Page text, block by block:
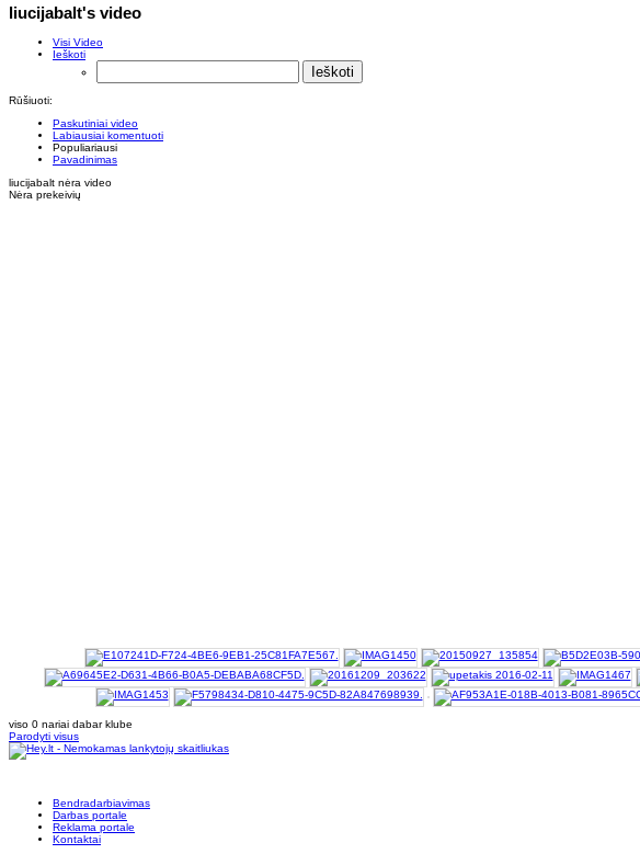
liucijabalt's video
Visi Video
Ieškoti
Rūšiuoti:
Paskutiniai video
Labiausiai komentuoti
Populiariausi
Pavadinimas
liucijabalt nėra video
Nėra prekeivių
viso 0 nariai dabar klube
Parodyti visus
Bendradarbiavimas
Darbas portale
Reklama portale
Kontaktai